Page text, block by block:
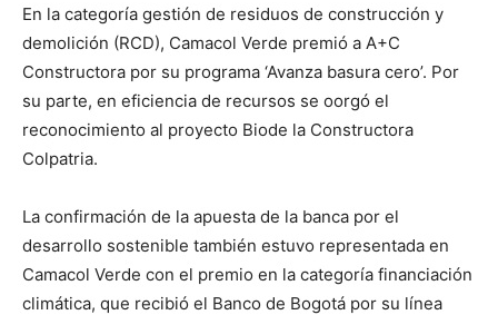
En la categoría gestión de residuos de construcción y
demolición (RCD), Camacol Verde premió a A+C
Constructora por su programa ‘Avanza basura cero’. Por
su parte, en eficiencia de recursos se oorgó el
reconocimiento al proyecto Biode la Constructora
Colpatria.
La confirmación de la apuesta de la banca por el
desarrollo sostenible también estuvo representada en
Camacol Verde con el premio en la categoría financiación
climática, que recibió el Banco de Bogotá por su línea